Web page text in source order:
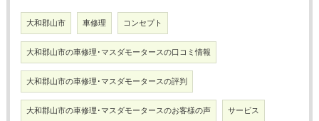
大和郡山市 車修理 コンセプト
大和郡山市の車修理･マスダモータースの口コミ情報
大和郡山市の車修理･マスダモータースの評判
大和郡山市の車修理･マスダモータースのお客様の声 サービス